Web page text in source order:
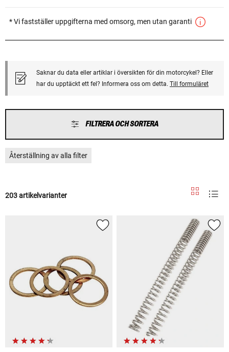
* Vi fastställer uppgifterna med omsorg, men utan garanti
Saknar du data eller artiklar i översikten för din motorcykel? Eller
har du upptäckt ett fel? Informera oss om detta. Till formuläret
FILTRERA OCH SORTERA
Återställning av alla filter
203 artikelvarianter